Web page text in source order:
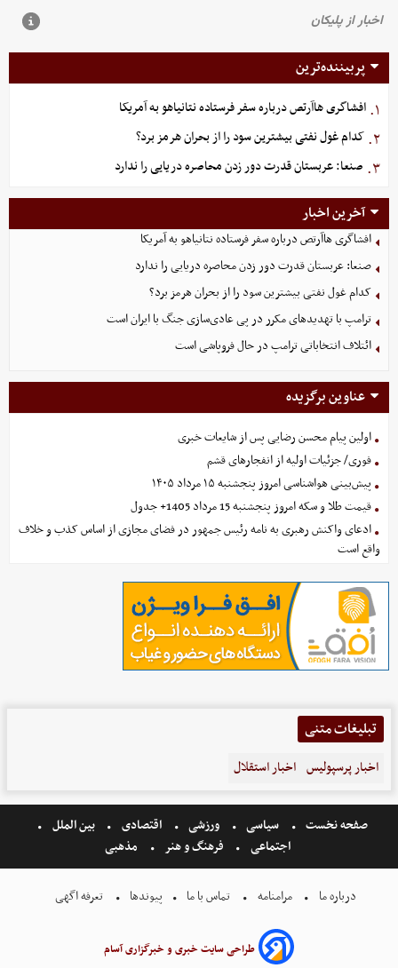
پربیننده‌ترین
۱. افشاگری هاآرتص درباره سفر فرستاده نتانیاهو به آمریکا
۲. کدام غول نفتی بیشترین سود را از بحران هرمز برد؟
۳. صنعا: عربستان قدرت دور زدن محاصره دریایی را ندارد
آخرین اخبار
افشاگری هاآرتص درباره سفر فرستاده نتانیاهو به آمریکا
صنعا: عربستان قدرت دور زدن محاصره دریایی را ندارد
کدام غول نفتی بیشترین سود را از بحران هرمز برد؟
ترامپ با تهدیدهای مکرر در پی عادی‌سازی جنگ با ایران است
ائتلاف انتخاباتی ترامپ در حال فروپاشی است
عناوین برگزیده
اولین پیام محسن رضایی پس از شایعات خبری
فوری/ جزئیات اولیه از انفجارهای قشم
پیش‌بینی هواشناسی امروز پنجشنبه ۱۵ مرداد ۱۴۰۵
قیمت طلا و سکه امروز پنجشنبه 15 مرداد 1405+ جدول
ادعای واکنش رهبری به نامه رئیس جمهور در فضای مجازی از اساس کذب و خلاف
واقع است
تبلیغات متنی
اخبار پرسپولیس اخبار استقلال
صفحه نخست سیاسی ورزشی اقتصادی
بین الملل
اجتماعی
فرهنگ و هنر مذهبی
درباره ما مرامنامه تماس با ما پیوندها تعرفه اگهی
طراحی سایت خبری و خبرگزاری آسام